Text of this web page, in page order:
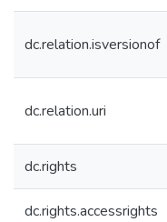
dc.relation.isversionof
dc.relation.uri
dc.rights
dc.rights.accessrights